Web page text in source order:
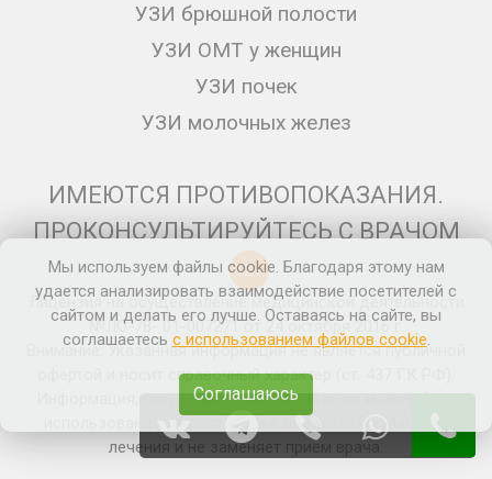
УЗИ брюшной полости
УЗИ ОМТ у женщин
УЗИ почек
УЗИ молочных желез
ИМЕЮТСЯ ПРОТИВОПОКАЗАНИЯ.
ПРОКОНСУЛЬТИРУЙТЕСЬ С ВРАЧОМ
12+
Лицензия на осуществление медицинской деятельности
№ЛО-78- 01-007271 от 24 октября 2016 г.
Внимание: Указанная информация не является публичной
офертой и носит справочный характер (ст. 437 ГК РФ).
Информация, представленная на сайте, не может быть
лечения и не заменяет прием врача.
Мы используем файлы cookie. Благодаря этому нам
удается анализировать взаимодействие посетителей с
сайтом и делать его лучше. Оставаясь на сайте, вы
соглашаетесь с использованием файлов cookie.
Соглашаюсь